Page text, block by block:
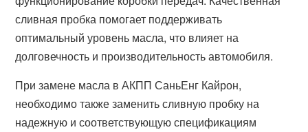
сливная пробка помогает поддерживать
оптимальный уровень масла, что влияет на
долговечность и производительность автомобиля.
При замене масла в АКПП СаньЕнг Кайрон,
необходимо также заменить сливную пробку на
надежную и соответствующую спецификациям